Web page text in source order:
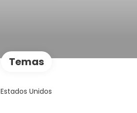
Temas
Estados Unidos